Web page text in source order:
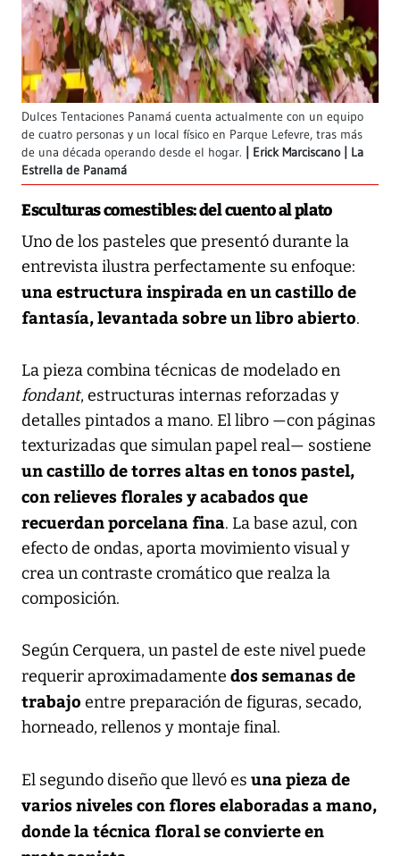
Dulces Tentaciones Panamá cuenta actualmente con un equipo
de cuatro personas y un local físico en Parque Lefevre, tras más
de una década operando desde el hogar.
Erick Marciscano | La
Estrella de Panamá
Esculturas comestibles: del cuento al plato
Uno de los pasteles que presentó durante la
entrevista ilustra perfectamente su enfoque:
una estructura inspirada en un castillo de
fantasía, levantada sobre un libro abierto.
La pieza combina técnicas de modelado en
fondant, estructuras internas reforzadas y
detalles pintados a mano. El libro —con páginas
texturizadas que simulan papel real— sostiene
un castillo de torres altas en tonos pastel,
con relieves florales y acabados que
recuerdan porcelana fina. La base azul, con
efecto de ondas, aporta movimiento visual y
crea un contraste cromático que realza la
composición.
Según Cerquera, un pastel de este nivel puede
requerir aproximadamente dos semanas de
trabajo entre preparación de figuras, secado,
horneado, rellenos y montaje final.
El segundo diseño que llevó es una pieza de
varios niveles con flores elaboradas a mano,
donde la técnica floral se convierte en